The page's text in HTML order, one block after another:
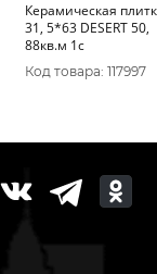
Керамическая
31, 5*63 DESERT 50,
88кв.м 1с
Код товара: 117997